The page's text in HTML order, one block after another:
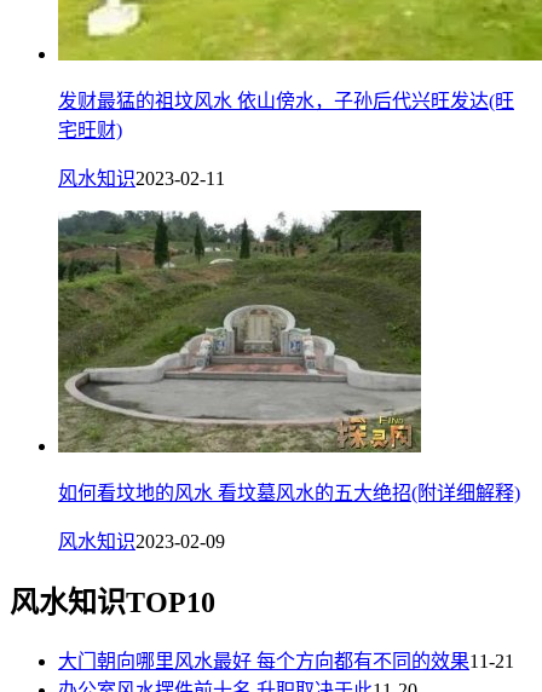
发财最猛的祖坟风水 依山傍水，子孙后代兴旺发达(旺
宅旺财)
风水知识2023-02-11
如何看坟地的风水 看坟墓风水的五大绝招(附详细解释)
风水知识2023-02-09
风水知识TOP10
大门朝向哪里风水最好 每个方向都有不同的效果11-21